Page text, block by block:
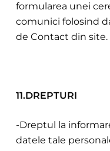
formularea unei
comunici folosind
de Contact din site.
11.DREPTURI
-Dreptul la infor
datele tale